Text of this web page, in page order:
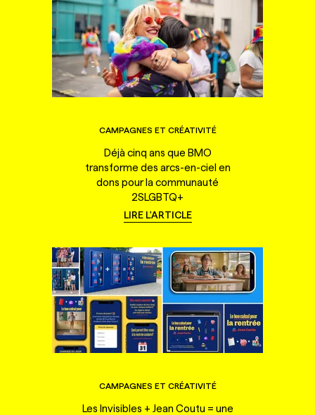
CAMPAGNES ET CRÉATIVITÉ
Déjà cinq ans que BMO
transforme des arcs-en-ciel en
dons pour la communauté
2SLGBTQ+
LIRE L'ARTICLE
CAMPAGNES ET CRÉATIVITÉ
Les Invisibles + Jean Coutu = une